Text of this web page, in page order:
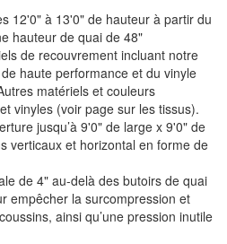
12'0" à 13'0" de hauteur à partir du
hauteur de quai de 48"
de recouvrement incluant notre
haute performance et du vinyle
matériels et couleurs
vinyles (voir page sur les tissus).
jusqu’à 9'0" de large x 9'0" de
verticaux et horizontal en forme de
de 4" au-delà des butoirs de quai
empêcher la surcompression et
ainsi qu’une pression inutile